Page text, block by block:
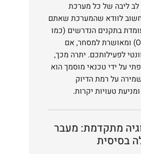
לב ליבה של כל מערכת
לוודא שהמערכת שאתם
בתקנים הנדרשים (כמו
תקן OIML) ומאושרת למסחר, אם
לפעילותכם. יתרה מכך,
על ידי טכנאי מוסמך הוא
על רמת הדיוק
טעויות יקרות.
מתקדמת: מעבר
בסיסית